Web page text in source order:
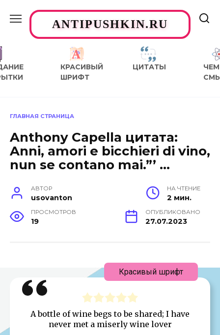
содержаниюANTIPUSHKIN.RU
КРАСИВЫЙ
ШРИФТ
ЦИТАТЫ
ЧЕМ
ГЛАВНАЯ СТРАНИЦА
Anthony Capella цитата:
Anni, amori e bicchieri di vino,
nun se contano mai.”’ …
АВТОР
usovanton
НА ЧТЕНИЕ
2 мин.
ПРОСМОТРОВ
19
ОПУБЛИКОВАНО
27.07.2023
A bottle of wine begs to be shared; I have
never met a miserly wine lover
Красивый шрифт